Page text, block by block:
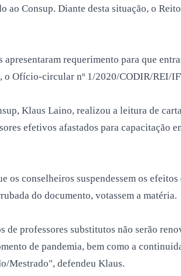
ao Consup. Diante desta situação, o
requerimento para que
o Ofício-circular nº 1/2020/CODIR/REI/
Klaus Laino, realizou a leitura de
efetivos afastados para capacitação
os conselheiros suspendessem os
do documento, votassem a matéria.
professores substitutos não serão
de pandemia, bem como a
Mestrado", defendeu Klaus.